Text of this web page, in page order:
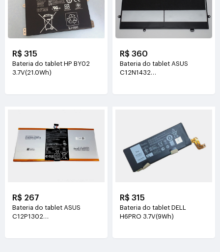
R$ 315
Bateria do tablet HP BY02
3.7V(21.0Wh)
R$ 360
Bateria do tablet ASUS
C12N1432
R$ 267
Bateria do tablet ASUS
C12P1302
R$ 315
Bateria do tablet DELL
H6PRO 3.7V(9Wh)